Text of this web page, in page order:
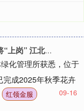
街头绿化再升级
化管理所获悉，位于
成2025年秋季花卉
09-16
红领金服